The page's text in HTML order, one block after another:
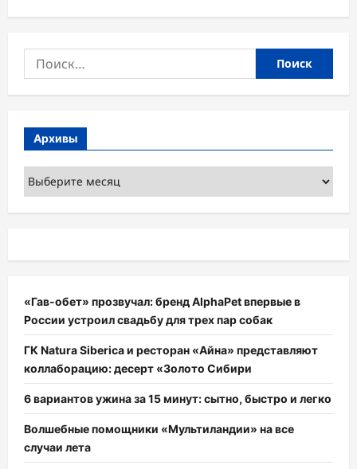
Найти:
Архивы
Архивы
«Гав-обет» прозвучал: бренд AlphaPet впервые в
России устроил свадьбу для трех пар собак
ГК Natura Siberica и ресторан «Айна» представляют
коллаборацию: десерт «Золото Сибири
6 вариантов ужина за 15 минут: сытно, быстро и легко
Волшебные помощники «Мультиландии» на все
случаи лета